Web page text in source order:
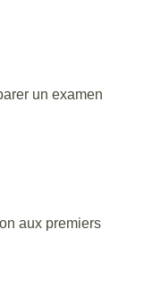
un examen
aux premiers